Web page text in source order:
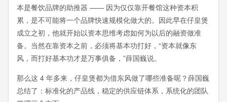
本是餐饮品牌的助推器 —— 因为仅仅靠开餐馆这种资本积
累，是不可能将一个品牌快速规模化做大的。因此早在仔皇煲
成立之初，他就开始以资本思维考虑如何为以后的融资做准
备。当然在靠资本之前，必须将基本功打好，“资本就像东
风，而打好基本功才是万事俱备，”薛国巍说。
那么这 4 年多来，仔皇煲都为借东风做了哪些准备呢？薛国巍
总结了：标准化的产品线，稳定的供应链体系，系统化的团队